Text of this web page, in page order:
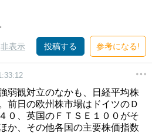
非表示 投稿する 参考になる!
弱観対立のなかも、日経平均株
前日の欧州株市場はドイツのＤ
０、英国のＦＴＳＥ１００がそ
か、その他各国の主要株価指数